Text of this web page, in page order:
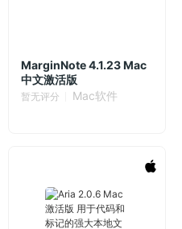
MarginNote 4.1.23 Mac
中文激活版
暂无评分 Mac软件